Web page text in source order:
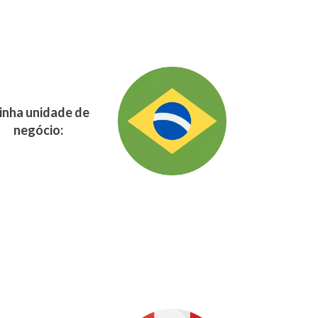
unidade de
negócio: